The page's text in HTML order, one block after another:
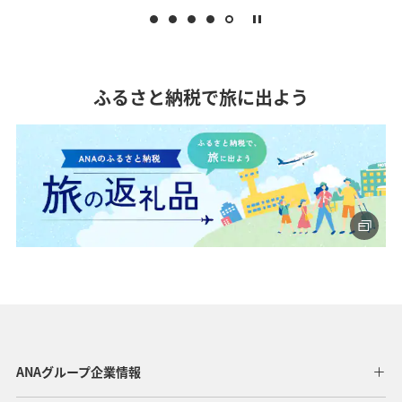
ふるさと納税で旅に出よう
ANAグループ企業情報